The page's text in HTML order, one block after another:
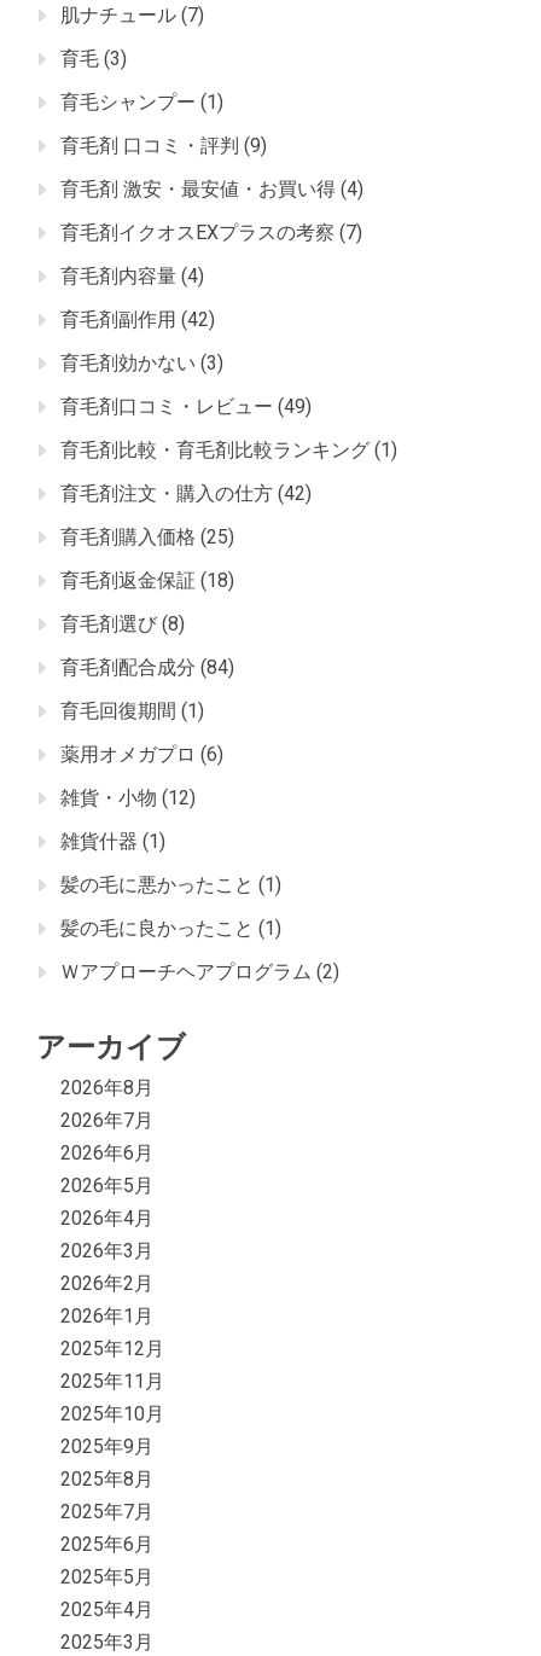
肌ナチュール (7)
育毛 (3)
育毛シャンプー (1)
育毛剤 口コミ・評判 (9)
育毛剤 激安・最安値・お買い得 (4)
育毛剤イクオスEXプラスの考察 (7)
育毛剤内容量 (4)
育毛剤副作用 (42)
育毛剤効かない (3)
育毛剤口コミ・レビュー (49)
育毛剤比較・育毛剤比較ランキング (1)
育毛剤注文・購入の仕方 (42)
育毛剤購入価格 (25)
育毛剤返金保証 (18)
育毛剤選び (8)
育毛剤配合成分 (84)
育毛回復期間 (1)
薬用オメガプロ (6)
雑貨・小物 (12)
雑貨什器 (1)
髪の毛に悪かったこと (1)
髪の毛に良かったこと (1)
Ｗアプローチヘアプログラム (2)
アーカイブ
2026年8月
2026年7月
2026年6月
2026年5月
2026年4月
2026年3月
2026年2月
2026年1月
2025年12月
2025年11月
2025年10月
2025年9月
2025年8月
2025年7月
2025年6月
2025年5月
2025年4月
2025年3月